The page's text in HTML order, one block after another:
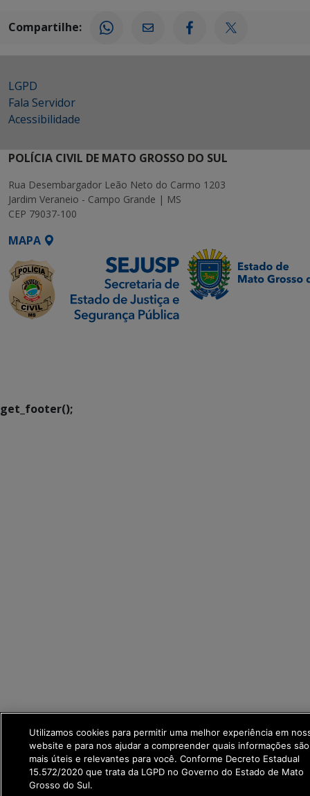
Compartilhe:
LGPD
Fala Servidor
Acessibilidade
POLÍCIA CIVIL DE MATO GROSSO DO SUL
Rua Desembargador Leão Neto do Carmo 1203
Jardim Veraneio - Campo Grande | MS
CEP 79037-100
MAPA
get_footer();
Utilizamos cookies para permitir uma melhor experiência em
website e para nos ajudar a compreender quais informações são
mais úteis e relevantes para você. Conforme Decreto Estadual
15.572/2020 que trata da LGPD no Governo do Estado de Mato
Grosso do Sul.